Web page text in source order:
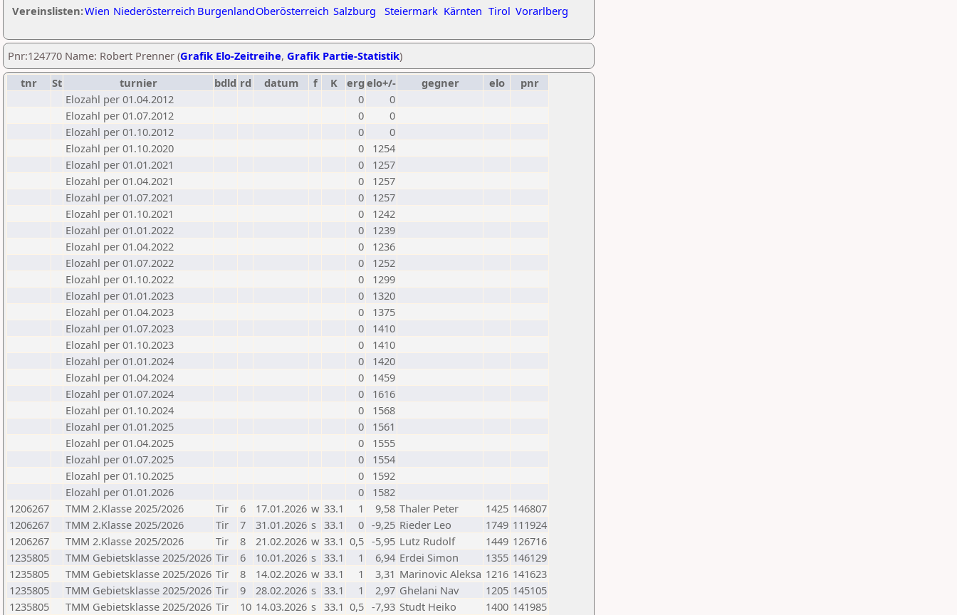
Vereinslisten:Wien Niederösterreich BurgenlandOberösterreich Salzburg Steiermark Kärnten Tirol Vorarlberg
Pnr:124770 Name: Robert Prenner (Grafik Elo-Zeitreihe, Grafik Partie-Statistik)
tnr
St turnier bdld rd datum f K erg elo+/- gegner elo
pnr
Elozahl per 01.04.2012
0
0
Elozahl per 01.07.2012
0
0
Elozahl per 01.10.2012
0
0
Elozahl per 01.10.2020
0
1254
Elozahl per 01.01.2021
0
1257
Elozahl per 01.04.2021
0
1257
Elozahl per 01.07.2021
0
1257
Elozahl per 01.10.2021
0
1242
Elozahl per 01.01.2022
0
1239
Elozahl per 01.04.2022
0
1236
Elozahl per 01.07.2022
0
1252
Elozahl per 01.10.2022
0
1299
Elozahl per 01.01.2023
0
1320
Elozahl per 01.04.2023
0
1375
Elozahl per 01.07.2023
0
1410
Elozahl per 01.10.2023
0
1410
Elozahl per 01.01.2024
0
1420
Elozahl per 01.04.2024
0
1459
Elozahl per 01.07.2024
0
1616
Elozahl per 01.10.2024
0
1568
Elozahl per 01.01.2025
0
1561
Elozahl per 01.04.2025
0
1555
Elozahl per 01.07.2025
0
1554
Elozahl per 01.10.2025
0
1592
Elozahl per 01.01.2026
0
1582
1206267
TMM 2.Klasse 2025/2026 Tir 6 17.01.2026 w 33.1 1 9,58 Thaler Peter 1425 146807
1206267
TMM 2.Klasse 2025/2026 Tir 7 31.01.2026 s 33.1 0 -9,25 Rieder Leo 1749 111924
1206267
TMM 2.Klasse 2025/2026 Tir 8 21.02.2026 w 33.1 0,5 -5,95 Lutz Rudolf 1449 126716
1235805
TMM Gebietsklasse 2025/2026 Tir 6 10.01.2026 s 33.1 1 6,94 Erdei Simon 1355 146129
1235805
TMM Gebietsklasse 2025/2026 Tir 8 14.02.2026 w 33.1 1 3,31 Marinovic Aleksa 1216 141623
1235805
TMM Gebietsklasse 2025/2026 Tir 9 28.02.2026 s 33.1 1 2,97 Ghelani Nav 1205 145105
1235805
TMM Gebietsklasse 2025/2026 Tir 10 14.03.2026 s 33.1 0,5 -7,93 Studt Heiko 1400 141985